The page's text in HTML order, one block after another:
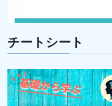
チートシート